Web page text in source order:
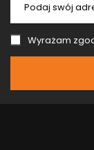
Podaj swój
Wyrażam zgodę na przetwarzanie